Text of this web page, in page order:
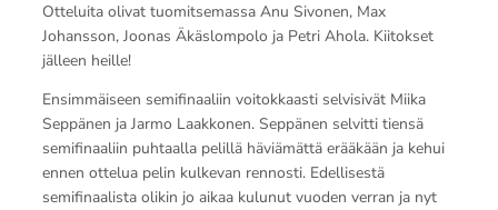
Otteluita olivat tuomitsemassa Anu Sivonen, Max
Johansson, Joonas Äkäslompolo ja Petri Ahola. Kiitokset
jälleen heille!
Ensimmäiseen semifinaaliin voitokkaasti selvisivät Miika
Seppänen ja Jarmo Laakkonen. Seppänen selvitti tiensä
semifinaaliin puhtaalla pelillä häviämättä erääkään ja kehui
ennen ottelua pelin kulkevan rennosti. Edellisestä
semifinaalista olikin jo aikaa kulunut vuoden verran ja nyt